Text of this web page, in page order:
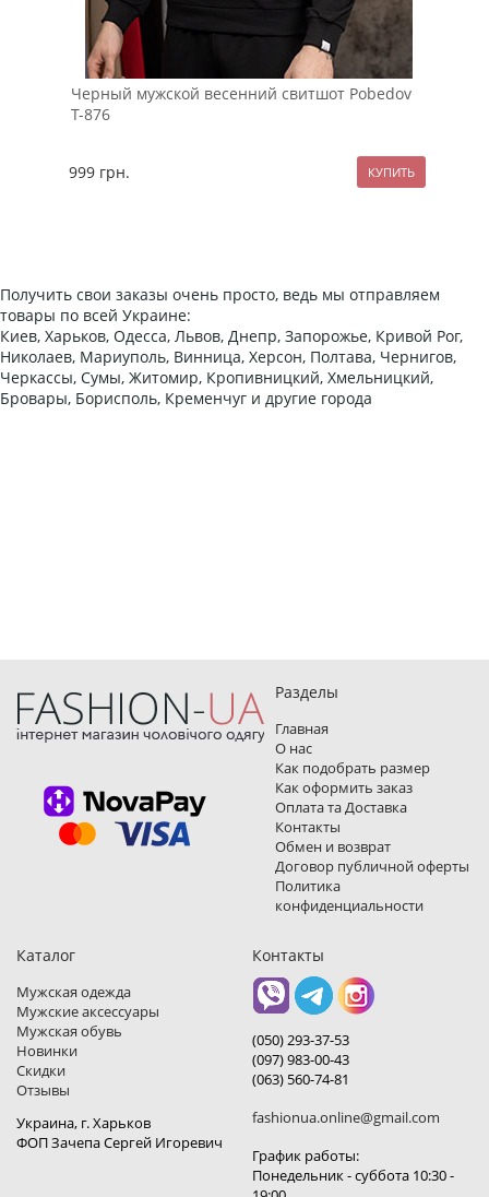
Черный мужской весенний свитшот Pobedov
Т-876
999 грн.
Получить свои заказы очень просто, ведь мы отправляем
товары по всей Украине:
Киев, Харьков, Одесса, Львов, Днепр, Запорожье, Кривой Рог,
Николаев, Мариуполь, Винница, Херсон, Полтава, Чернигов,
Черкассы, Сумы, Житомир, Кропивницкий, Хмельницкий,
Бровары, Борисполь, Кременчуг и другие города
Разделы
Главная
О нас
Как подобрать размер
Как оформить заказ
Оплата та Доставка
Контакты
Обмен и возврат
Договор публичной оферты
Политика
конфиденциальности
Каталог
Мужская одежда
Мужские аксессуары
Мужская обувь
Новинки
Скидки
Отзывы
Украина, г. Харьков
ФОП Зачепа Сергей Игоревич
Контакты
(050) 293-37-53
(097) 983-00-43
(063) 560-74-81
fashionua.online@gmail.com
График работы:
Понедельник - суббота 10:30 -